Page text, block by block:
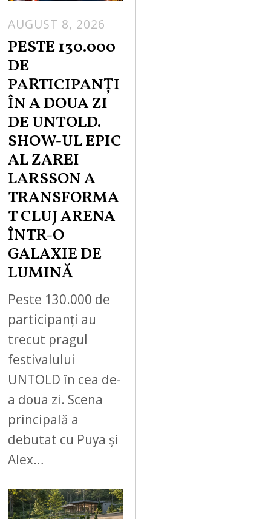
AUGUST 8, 2026
PESTE 130.000
DE
PARTICIPANȚI
ÎN A DOUA ZI
DE UNTOLD.
SHOW-UL EPIC
AL ZAREI
LARSSON A
TRANSFORMA
T CLUJ ARENA
ÎNTR-O
GALAXIE DE
LUMINĂ
Peste 130.000 de
participanți au
trecut pragul
festivalului
UNTOLD în cea de-
a doua zi. Scena
principală a
debutat cu Puya și
Alex…